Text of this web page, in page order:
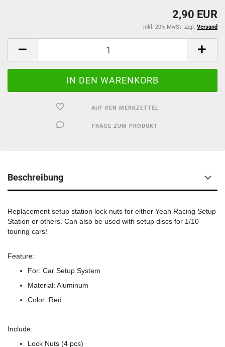
2,90 EUR
inkl. 20% MwSt. zzgl. Versand
AUF DEN MERKZETTEL
FRAGE ZUM PRODUKT
Beschreibung
Replacement setup station lock nuts for either Yeah Racing Setup
Station or others. Can also be used with setup discs for 1/10
touring cars!
Feature:
For: Car Setup System
Material: Aluminum
Color: Red
Include:
Lock Nuts (4 pcs)